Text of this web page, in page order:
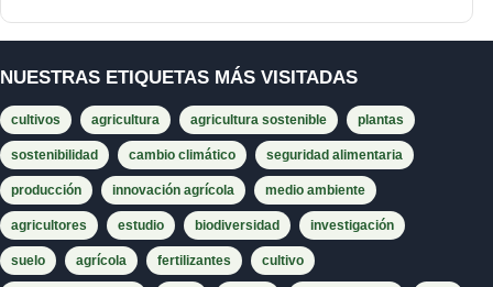
NUESTRAS ETIQUETAS MÁS VISITADAS
cultivos agricultura agricultura sostenible plantas
sostenibilidad cambio climático seguridad alimentaria
producción innovación agrícola medio ambiente
agricultores estudio biodiversidad investigación
suelo agrícola fertilizantes cultivo